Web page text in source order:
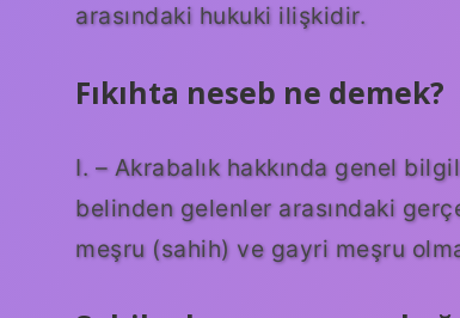
arasındaki hukuki ilişkidir.
Fıkıhta neseb ne demek?
I. – Akrabalık hakkında genel
belinden gelenler arasındaki
meşru (sahih) ve gayri meşru